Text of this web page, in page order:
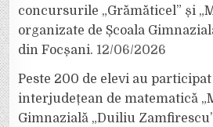
concursurile „Grămăticel” și
organizate de Școala
din Focșani. 12/06/2026
Peste 200 de elevi au
interjudețean de matematică
Gimnazială „Duiliu